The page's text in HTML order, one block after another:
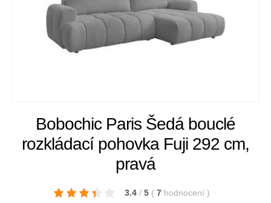
Bobochic Paris Šedá bouclé
rozkládací pohovka Fuji 292 cm,
pravá
3.4 / 5 ( 7 hodnocení )